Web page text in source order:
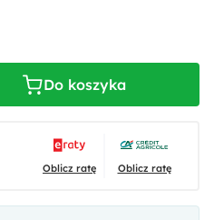
Do koszyka
Oblicz ratę Oblicz ratę